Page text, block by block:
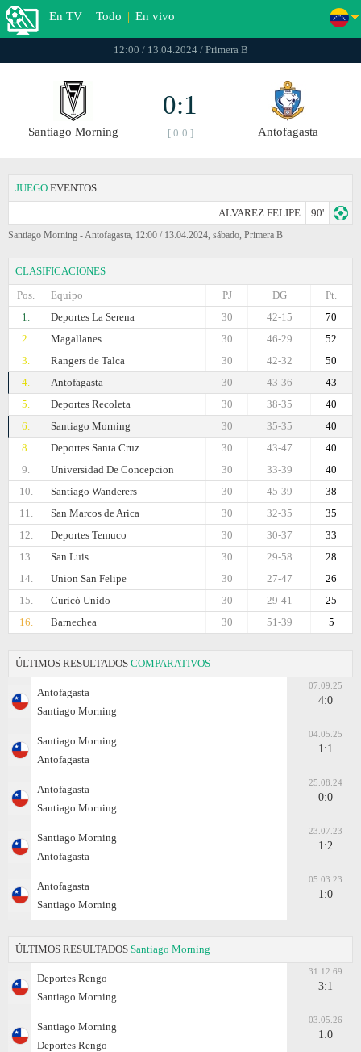
En TV | Todo | En vivo
12:00 / 13.04.2024 / Primera B
Santiago Morning
0:1
[ 0:0 ] Antofagasta
JUEGO EVENTOS
ALVAREZ FELIPE 90'
Santiago Morning - Antofagasta, 12:00 / 13.04.2024, sábado, Primera B
CLASIFICACIONES
Pos.
Equipo Pt.
DG
PJ
1.
Deportes La Serena 70
42-15
30
2.
Magallanes 52
46-29
30
3.
Rangers de Talca 50
42-32
30
4.
Antofagasta 43
43-36
30
5.
Deportes Recoleta 40
38-35
30
6.
Santiago Morning 40
35-35
30
8.
Deportes Santa Cruz 40
43-47
30
9.
Universidad De Concepcion 40
33-39
30
10.
Santiago Wanderers 38
45-39
30
11.
San Marcos de Arica 35
32-35
30
12.
Deportes Temuco 33
30-37
30
13.
San Luis 28
29-58
30
14.
Union San Felipe 26
27-47
30
15.
Curicó Unido 25
29-41
30
16.
Barnechea 5
51-39
30
ÚLTIMOS RESULTADOS COMPARATIVOS
Antofagasta
Santiago Morning
07.09.25
4:0
Santiago Morning
Antofagasta
04.05.25
1:1
Antofagasta
Santiago Morning
25.08.24
0:0
Santiago Morning
Antofagasta
23.07.23
1:2
Antofagasta
Santiago Morning
05.03.23
1:0
ÚLTIMOS RESULTADOS Santiago Morning
Deportes Rengo
Santiago Morning
31.12.69
3:1
Santiago Morning
Deportes Rengo
03.05.26
1:0